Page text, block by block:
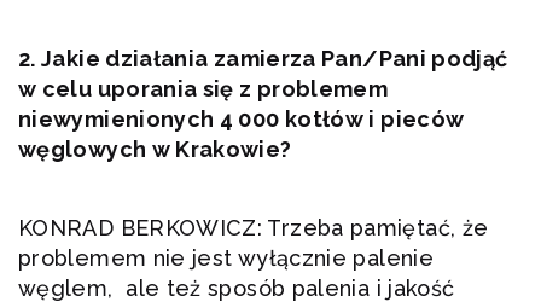
2. Jakie działania zamierza Pan/Pani podjąć
w celu uporania się z problemem
niewymienionych 4 000 kotłów i pieców
węglowych w Krakowie?
KONRAD BERKOWICZ: Trzeba pamiętać, że
problemem nie jest wyłącznie palenie
węglem, ale też sposób palenia i jakość